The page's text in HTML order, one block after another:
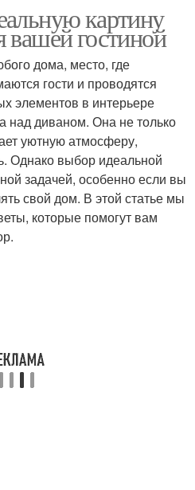
картину
вашей гостиной
дома, место, где
гости и проводятся
элементов в интерьере
над диваном. Она не только
уютную атмосферу,
Однако выбор идеальной
задачей, особенно если вы
свой дом. В этой статье мы
которые помогут вам